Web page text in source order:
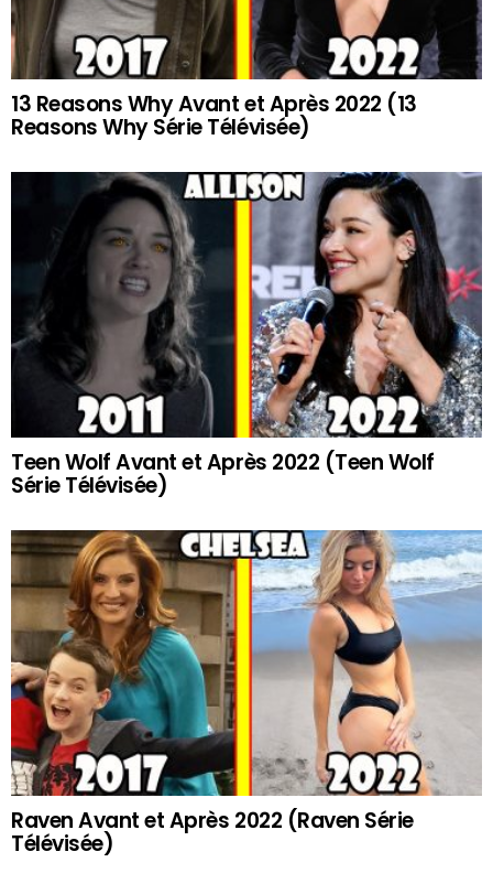
13 Reasons Why Avant et Après 2022 (13
Reasons Why Série Télévisée)
Teen Wolf Avant et Après 2022 (Teen Wolf
Série Télévisée)
Raven Avant et Après 2022 (Raven Série
Télévisée)